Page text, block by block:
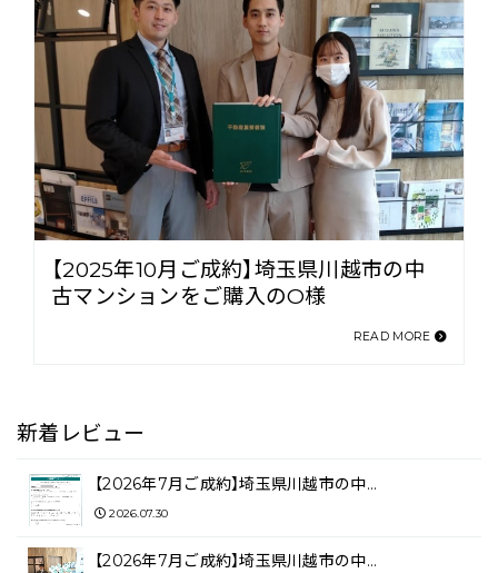
【2025年10月ご成約】埼玉県川越市の中
古マンションをご購入のO様
READ MORE
新着レビュー
【2026年7月ご成約】埼玉県川越市の中…
2026.07.30
【2026年7月ご成約】埼玉県川越市の中…